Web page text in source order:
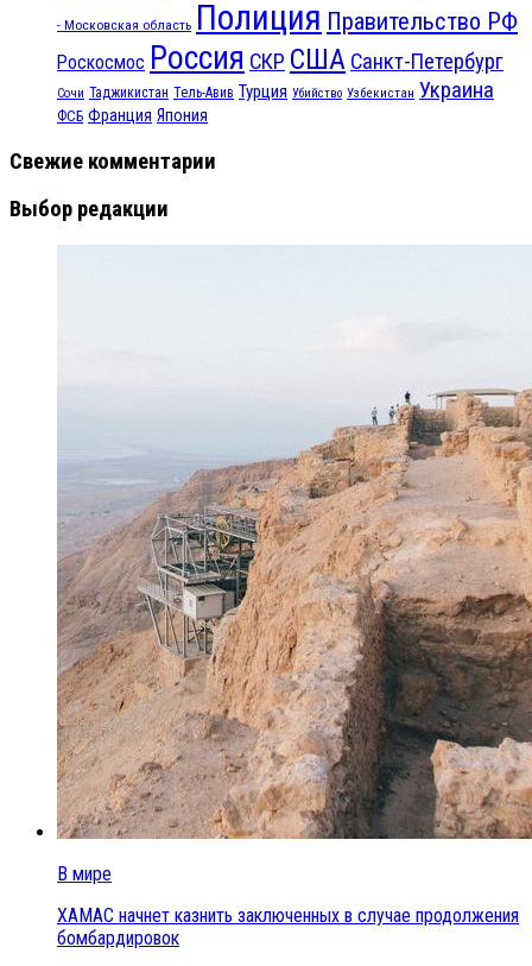
- Московская область Полиция Правительство РФ
Роскосмос Россия СКР США Санкт-Петербург
Сочи Таджикистан Тель-Авив Турция Убийство Узбекистан Украина
ФСБ Франция Япония
Свежие комментарии
Выбор редакции
В мире
ХАМАС начнет казнить заключенных в случае продолжения
бомбардировок